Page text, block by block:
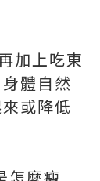
加上吃東
體自然
或降低